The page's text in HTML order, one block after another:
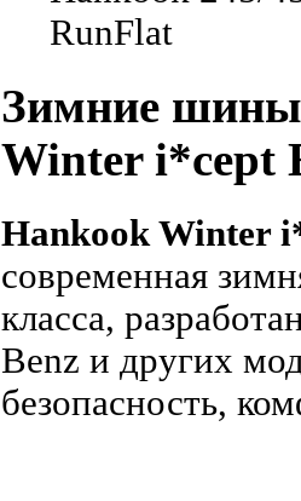
RunFlat
Зимние шины
Winter i*cept
Hankook Winter
современная
класса,
Benz и других
безопасность,